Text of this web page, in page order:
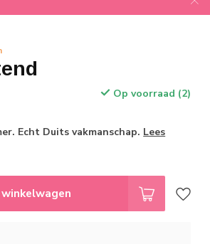
Op voorraad (2)
Echt Duits vakmanschap. Lees